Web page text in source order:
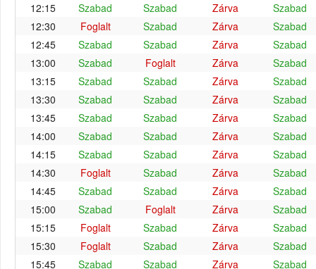
12:15
Szabad Szabad Zárva
Szabad
12:30
Foglalt Szabad Zárva
Szabad
12:45
Szabad Szabad Zárva
Szabad
13:00
Szabad Foglalt Zárva
Szabad
13:15
Szabad Szabad Zárva
Szabad
13:30
Szabad Szabad Zárva
Szabad
13:45
Szabad Szabad Zárva
Szabad
14:00
Szabad Szabad Zárva
Szabad
14:15
Szabad Szabad Zárva
Szabad
14:30
Foglalt Szabad Zárva
Szabad
14:45
Szabad Szabad Zárva
Szabad
15:00
Szabad Foglalt Zárva
Szabad
15:15
Foglalt Szabad Zárva
Szabad
15:30
Foglalt Szabad Zárva
Szabad
15:45
Szabad Szabad Zárva
Szabad